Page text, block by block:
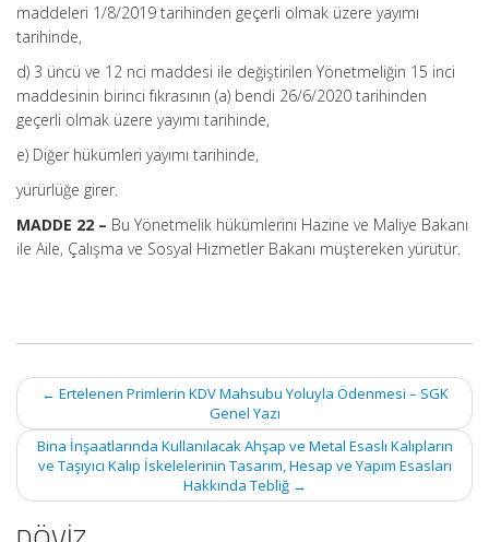
maddeleri 1/8/2019 tarihinden geçerli olmak üzere yayımı
tarihinde,
d) 3 üncü ve 12 nci maddesi ile değiştirilen Yönetmeliğin 15 inci
maddesinin birinci fıkrasının (a) bendi 26/6/2020 tarihinden
geçerli olmak üzere yayımı tarihinde,
e) Diğer hükümleri yayımı tarihinde,
yürürlüğe girer.
MADDE 22 – Bu Yönetmelik hükümlerini Hazine ve Maliye Bakanı
ile Aile, Çalışma ve Sosyal Hizmetler Bakanı müştereken yürütür.
Post
navigation
← Ertelenen Primlerin KDV Mahsubu Yoluyla Ödenmesi – SGK
Genel Yazı
Bina İnşaatlarında Kullanılacak Ahşap ve Metal Esaslı Kalıpların
ve Taşıyıcı Kalıp İskelelerinin Tasarım, Hesap ve Yapım Esasları
Hakkında Tebliğ →